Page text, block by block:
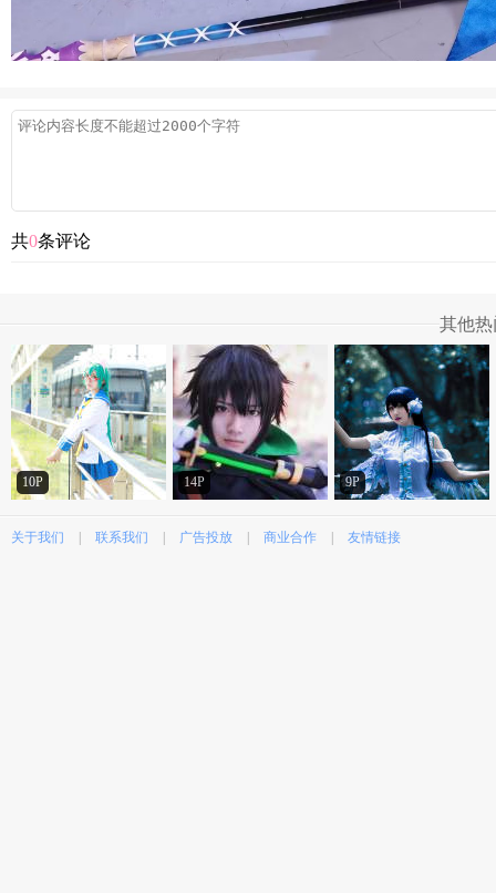
共0条评论
其他
10P 14P 9P
关于我们 | 联系我们 | 广告投放 | 商业合作 | 友情链接